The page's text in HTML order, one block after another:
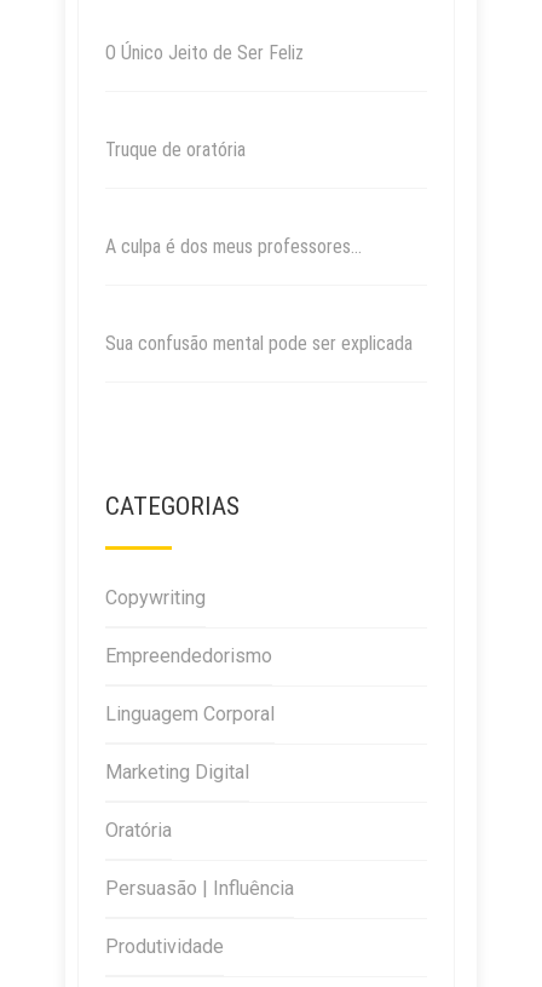
O Único Jeito de Ser Feliz
Truque de oratória
A culpa é dos meus professores…
Sua confusão mental pode ser explicada
CATEGORIAS
Copywriting
Empreendedorismo
Linguagem Corporal
Marketing Digital
Oratória
Persuasão | Influência
Produtividade